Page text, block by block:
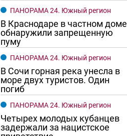
ПАНОРАМА 24. Южный регион
В Краснодаре в частном доме
обнаружили запрещенную
пуму
ПАНОРАМА 24. Южный регион
В Сочи горная река унесла в
море двух туристов. Один
погиб
ПАНОРАМА 24. Южный регион
Четырех молодых кубанцев
задержали за нацистское